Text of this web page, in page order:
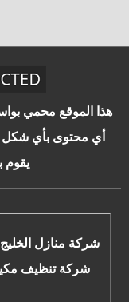
أي محتوى بأي شكل
يقوم
شركة منازل الخليج
شركة تنظيف